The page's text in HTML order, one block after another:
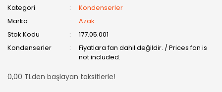
Kategori
Kondenserler
Marka
Azak
Stok Kodu
177.05.001
Kondenserler
Fiyatlara fan dahil değildir. / Prices fan is
not included.
0,00 TLden başlayan taksitlerle!